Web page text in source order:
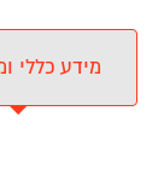
מידע כללי